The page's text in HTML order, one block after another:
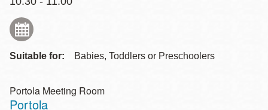
Suitable for: Babies, Toddlers or Preschoolers
Portola Meeting Room
Portola